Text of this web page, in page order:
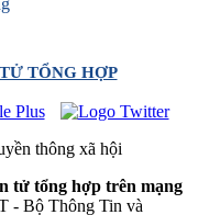
TỔNG HỢP
thông xã hội
tử tổng hợp trên mạng
- Bộ Thông Tin và